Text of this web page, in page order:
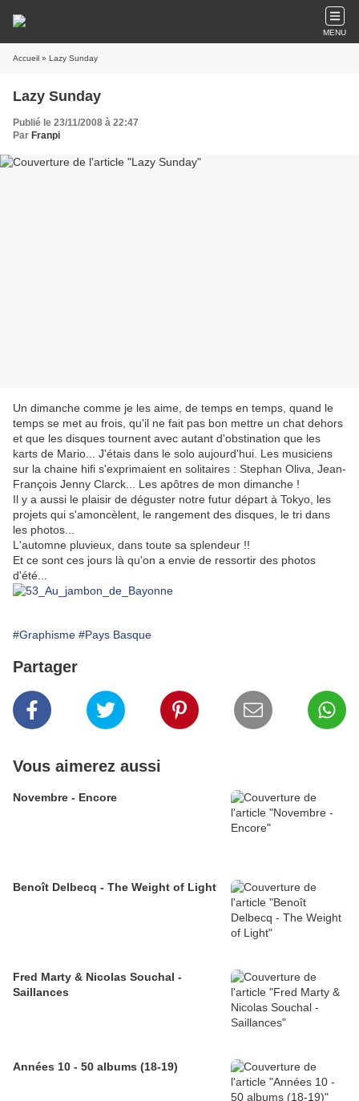
MENU
Accueil » Lazy Sunday
Lazy Sunday
Publié le 23/11/2008 à 22:47
Par Franpi
Un dimanche comme je les aime, de temps en temps, quand le
temps se met au frois, qu'il ne fait pas bon mettre un chat dehors
et que les disques tournent avec autant d'obstination que les
karts de Mario... J'étais dans le solo aujourd'hui. Les musiciens
sur la chaine hifi s'exprimaient en solitaires : Stephan Oliva, Jean-
François Jenny Clarck... Les apôtres de mon dimanche !
Il y a aussi le plaisir de déguster notre futur départ à Tokyo, les
projets qui s'amoncèlent, le rangement des disques, le tri dans
les photos...
L'automne pluvieux, dans toute sa splendeur !!
Et ce sont ces jours là qu'on a envie de ressortir des photos
d'été...
#Graphisme #Pays Basque
Partager
Vous aimerez aussi
Novembre - Encore
Benoît Delbecq - The Weight of Light
Fred Marty & Nicolas Souchal -
Saillances
Années 10 - 50 albums (18-19)